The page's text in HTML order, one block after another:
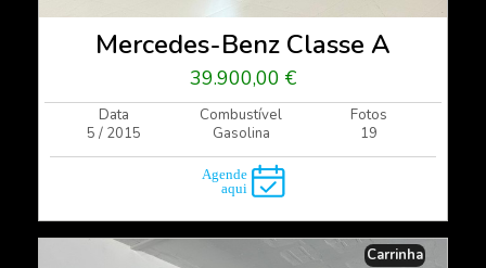
Mercedes-Benz Classe A
39.900,00 €
Data
5 / 2015
Combustível
Gasolina
Fotos
19
Carrinha